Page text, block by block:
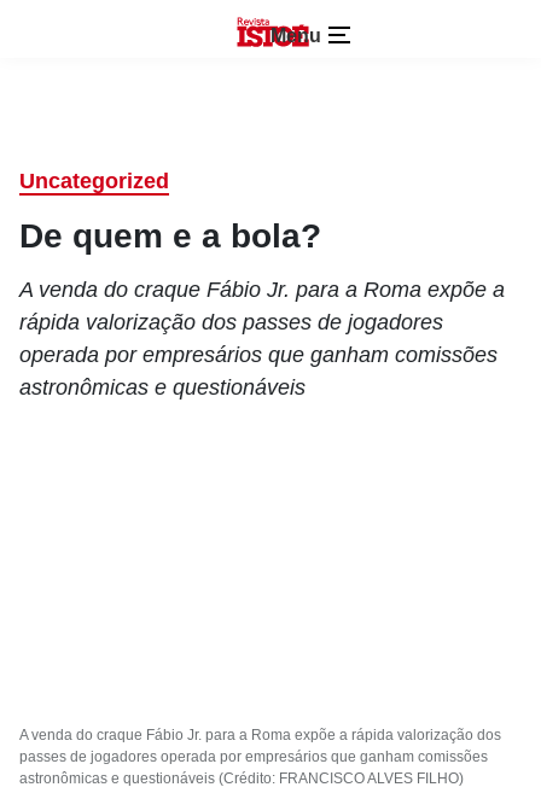
Menu
Uncategorized
De quem e a bola?
A venda do craque Fábio Jr. para a Roma expõe a
rápida valorização dos passes de jogadores
operada por empresários que ganham comissões
astronômicas e questionáveis
A venda do craque Fábio Jr. para a Roma expõe a rápida valorização dos
passes de jogadores operada por empresários que ganham comissões
astronômicas e questionáveis (Crédito: FRANCISCO ALVES FILHO)